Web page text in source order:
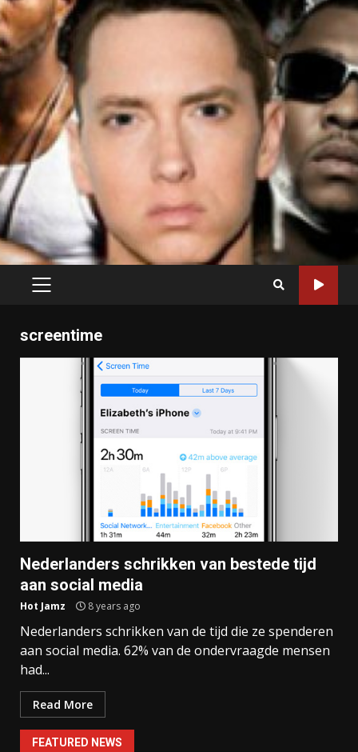
PRIMARY
screentime
Nederlanders schrikken van bestede tijd
aan social media
Hot Jamz 8 years ago
Nederlanders schrikken van de tijd die ze spenderen
aan social media. 62% van de ondervraagde mensen
had...
Read More
FEATURED NEWS